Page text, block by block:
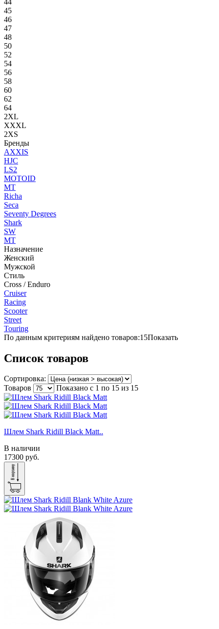
45
46
47
48
50
52
54
56
58
60
62
64
2XL
XXXL
2XS
Бренды
AXXIS
HJC
LS2
MOTOID
MT
Richa
Seca
Seventy Degrees
Shark
SW
МТ
Назначение
Женский
Мужской
Стиль
Cross / Enduro
Cruiser
Racing
Scooter
Street
Touring
По данным критериям найдено товаров:15Показать
Список товаров
Сортировка:
Товаров
Показано с 1 по 15 из 15
Шлем Shark Ridill Black Matt..
В наличии
17300 руб.